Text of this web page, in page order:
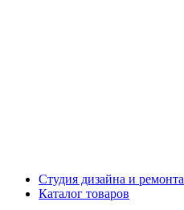
Студия дизайна и ремонта
Каталог товаров